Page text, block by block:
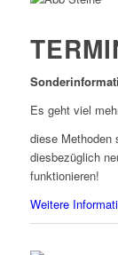
Es geht viel
diese Methoden
diesbezüglich
funktionieren!
Weitere